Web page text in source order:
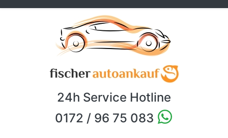
24h Service Hotline
0172 / 96 75 083